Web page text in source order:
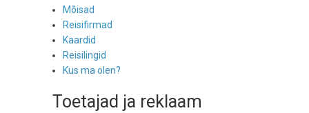
Mõisad
Reisifirmad
Kaardid
Reisilingid
Kus ma olen?
Toetajad ja reklaam